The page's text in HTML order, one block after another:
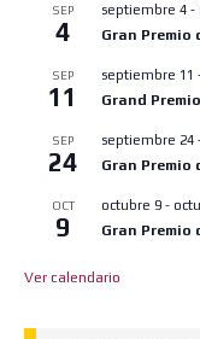
SEP
4
septiembre 4 -
Gran Premio
SEP
11
septiembre 11
Grand
SEP
24
septiembre 24
Gran Premio
OCT
9
octubre 9 -
Gran Premio
Ver calendario